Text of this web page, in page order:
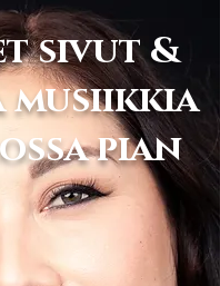
sivut &
pian